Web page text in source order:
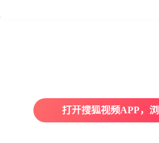
打开搜狐视频APP，